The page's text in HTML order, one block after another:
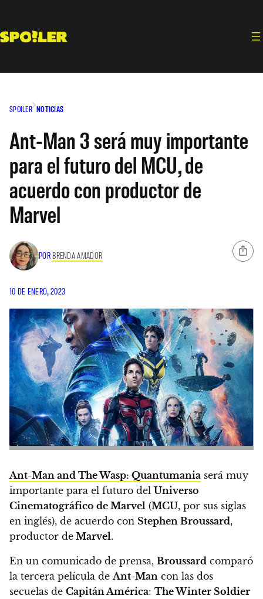
contenido
SPOILER NOTICIAS
Ant-Man 3 será muy importante
para el futuro del MCU, de
acuerdo con productor de
Marvel
POR BRENDA AMADOR
10 DE ENERO, 2023
Ant-Man and The Wasp: Quantumania será muy
importante para el futuro del Universo
Cinematográfico de Marvel (MCU, por sus siglas
en inglés), de acuerdo con Stephen Broussard,
productor de Marvel.
En un comunicado de prensa, Broussard comparó
la tercera película deAnt-Man con las dos
secuelas de Capitán América: The Winter Soldier